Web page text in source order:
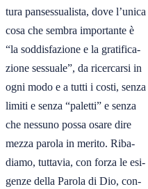
tura pansessualista, dove l’unica
cosa che sembra importante è
“la soddisfazione e la gratifica-
zione sessuale”, da ricercarsi in
ogni modo e a tutti i costi, senza
limiti e senza “paletti” e senza
che nessuno possa osare dire
mezza parola in merito. Riba-
diamo, tuttavia, con forza le esi-
genze della Parola di Dio, con-